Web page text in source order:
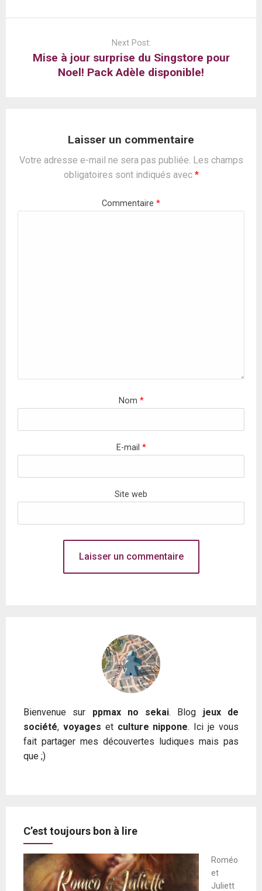
Next Post:
Mise à jour surprise du Singstore pour
Noel! Pack Adèle disponible!
Laisser un commentaire
Votre adresse e-mail ne sera pas publiée. Les champs
obligatoires sont indiqués avec *
Commentaire *
Nom *
E-mail *
Site web
Bienvenue sur ppmax no sekai. Blog jeux de
société, voyages et culture nippone. Ici je vous
fait partager mes découvertes ludiques mais pas
que ;)
C’est toujours bon à lire
Roméo
et
Juliett